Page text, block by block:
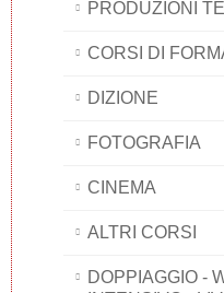
PRODUZIONI
CORSI DI
DIZIONE
FOTOGRAFIA
CINEMA
ALTRI CORSI
DOPPIAGGIO -